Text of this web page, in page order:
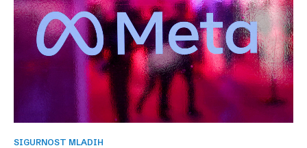
SIGURNOST MLADIH